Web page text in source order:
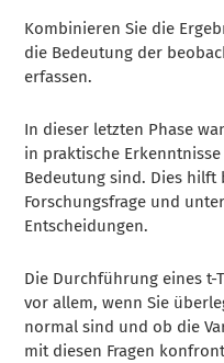
Kombinieren Sie die
die Bedeutung der
erfassen.
In dieser letzten Phase
in praktische
Bedeutung sind. Dies
Forschungsfrage und
Entscheidungen.
Die Durchführung eines t-
vor allem, wenn Sie
normal sind und ob die
mit diesen Fragen